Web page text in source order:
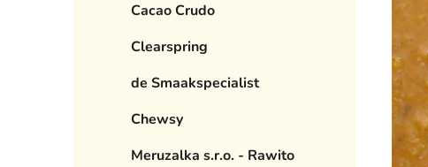
Cacao Crudo
Clearspring
de Smaakspecialist
Chewsy
Meruzalka s.r.o. - Rawito